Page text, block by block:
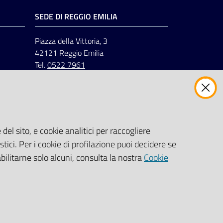
SEDE DI REGGIO EMILIA
Piazza della Vittoria, 3
42121 Reggio Emilia
Tel.0522 7961
sito, e cookie analitici per raccogliere
Per i cookie di profilazione puoi decidere se
solo alcuni, consulta la nostraCookie